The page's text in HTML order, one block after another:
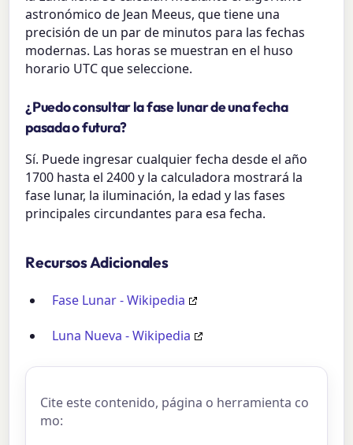
astronómico de Jean Meeus, que tiene una
precisión de un par de minutos para las fechas
modernas. Las horas se muestran en el huso
horario UTC que seleccione.
¿Puedo consultar la fase lunar de una fecha
pasada o futura?
Sí. Puede ingresar cualquier fecha desde el año
1700 hasta el 2400 y la calculadora mostrará la
fase lunar, la iluminación, la edad y las fases
principales circundantes para esa fecha.
Recursos Adicionales
Fase Lunar - Wikipedia
Luna Nueva - Wikipedia
Cite este contenido, página o herramienta co
mo: